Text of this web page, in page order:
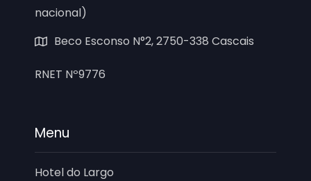
nacional)
Beco Esconso N°2, 2750-338 Cascais
RNET Nº9776
Menu
Hotel do Largo